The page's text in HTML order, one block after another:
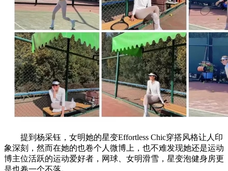
提到杨采钰，女明她的星变Effortless Chic穿搭风格让人印
象深刻，然而在她的也卷个人微博上，也不难发现她还是运动
博主位活跃的运动爱好者，网球、女明滑雪，星变泡健身房更
是也卷一个不落。